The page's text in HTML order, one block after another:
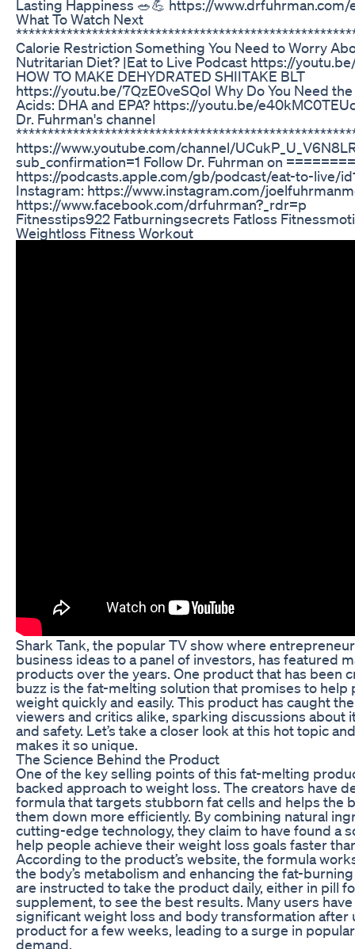
Lasting Happiness 🥗💪 https://
What To Watch Next
Calorie Restriction Something You Need to Worry
Nutritarian Diet? |Eat to Live Podcast https://
HOW TO MAKE DEHYDRATED SHIITAKE BLT
https://youtu.be/7QzE0veSQoI Why Do You Need
Acids: DHA and EPA? https://youtu.be/
Dr. Fuhrman's channel
https://www.youtube.com/channel/
sub_confirmation=1 Follow Dr. Fuhrman on
https://podcasts.apple.com/gb/podcast/eat-to-live/
Instagram: https://www.instagram.com/
https://www.facebook.com/drfuhrman?_rdr=p
Fitnesstips922 Fatburningsecrets Fatloss
Weightloss Fitness Workout
Shark Tank, the popular TV show where
business ideas to a panel of investors, has featured
products over the years. One product that has been
buzz is the fat-melting solution that promises to help
weight quickly and easily. This product has caught
viewers and critics alike, sparking discussions about
and safety. Let’s take a closer look at this hot topic
makes it so unique.
The Science Behind the Product
One of the key selling points of this fat-melting
backed approach to weight loss. The creators have
formula that targets stubborn fat cells and helps the
them down more efficiently. By combining natural
cutting-edge technology, they claim to have found a
help people achieve their weight loss goals faster
According to the product’s website, the formula
the body’s metabolism and enhancing the fat-
are instructed to take the product daily, either in pill
supplement, to see the best results. Many users
significant weight loss and body transformation after
product for a few weeks, leading to a surge in
demand.